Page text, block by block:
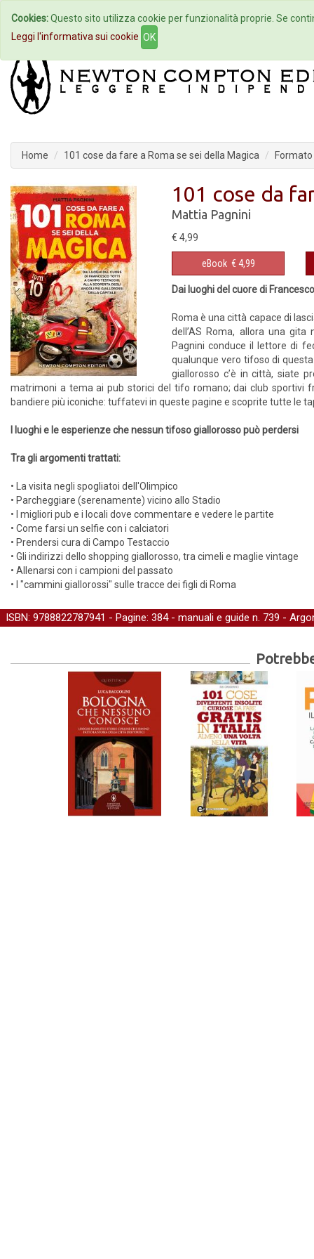
Home Autori Eventi
Home 101 cose da fare a Roma se sei della Magica
101 cose da
Mattia Pagnini
€ 4,99
eBook € 4,99
Dai luoghi del cuore di
Roma è una città capace di
dell’AS Roma, allora una
Pagnini conduce il lettore di
qualunque vero tifoso di
giallorosso c’è in città, siate
matrimoni a tema ai pub storici del tifo romano; dai club sportivi
bandiere più iconiche: tuffatevi in queste pagine e scoprite tutte le
I luoghi e le esperienze che nessun tifoso giallorosso può perdersi
Tra gli argomenti trattati:
• La visita negli spogliatoi dell'Olimpico
• Parcheggiare (serenamente) vicino allo Stadio
• I migliori pub e i locali dove commentare e vedere le partite
• Come farsi un selfie con i calciatori
• Prendersi cura di Campo Testaccio
• Gli indirizzi dello shopping giallorosso, tra cimeli e maglie vintage
• Allenarsi con i campioni del passato
• I "cammini giallorossi" sulle tracce dei figli di Roma
ISBN: 9788822787941 - Pagine: 384 - manuali e guide n. 739 -
Cookies:Questo sito utilizza cookie per funzionalità proprie. Se
Leggi l'informativa sui cookie OK